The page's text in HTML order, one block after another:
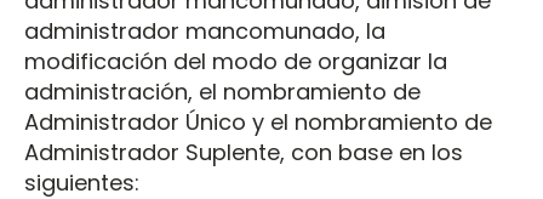
administrador mancomunado, la
modificación del modo de organizar la
administración, el nombramiento de
Administrador Único y el nombramiento de
Administrador Suplente, con base en los
siguientes: